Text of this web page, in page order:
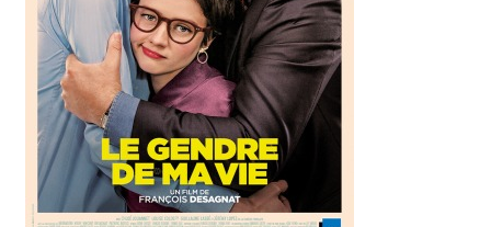
Validation de la réservation